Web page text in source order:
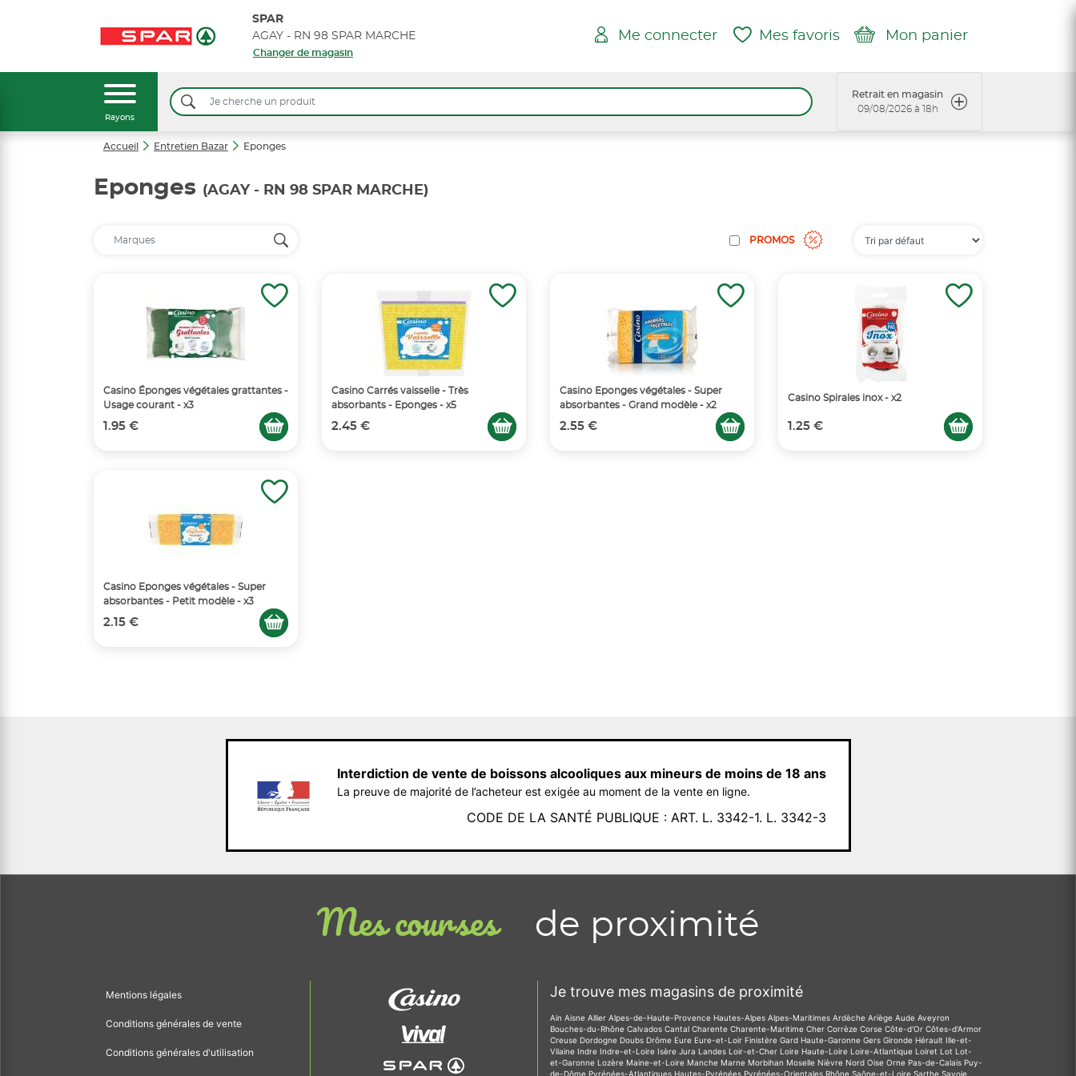
SPAR
AGAY - RN 98 SPAR MARCHE
Changer de magasin
Me connecter Mes favoris Mon panier
Rayons
Retrait en magasin
09/08/2026 à 18h
Accueil Entretien Bazar Eponges
Eponges (AGAY - RN 98 SPAR MARCHE)
PROMOS
Casino Éponges végétales grattantes -
Usage courant - x3
1.95 €
Casino Carrés vaisselle - Très
absorbants - Eponges - x5
2.45 €
Casino Eponges végétales - Super
absorbantes - Grand modèle - x2
2.55 €
Casino Spirales inox - x2
1.25 €
Casino Eponges végétales - Super
absorbantes - Petit modèle - x3
2.15 €
Interdiction de vente de boissons alcooliques aux mineurs de moins de 18 ans
La preuve de majorité de l’acheteur est exigée au moment de la vente en ligne.
CODE DE LA SANTÉ PUBLIQUE : ART. L. 3342-1. L. 3342-3
Mes courses de proximité
Mentions légales
Conditions générales de vente
Conditions générales d'utilisation
Je trouve mes magasins de proximité
Ain Aisne Allier Alpes-de-Haute-Provence Hautes-Alpes Alpes-Maritimes Ardèche Ariège Aude Aveyron
Bouches-du-Rhône Calvados Cantal Charente Charente-Maritime Cher Corrèze Corse Côte-d'Or Côtes-d'Armor
Creuse Dordogne Doubs Drôme Eure Eure-et-Loir Finistère Gard Haute-Garonne Gers Gironde Hérault Ille-et-
Vilaine Indre Indre-et-Loire Isère Jura Landes Loir-et-Cher Loire Haute-Loire Loire-Atlantique Loiret Lot Lot-
et-Garonne Lozère Maine-et-Loire Manche Marne Morbihan Moselle Nièvre Nord Oise Orne Pas-de-Calais Puy-
de-Dôme Pyrénées-Atlantiques Hautes-Pyrénées Pyrénées-Orientales Rhône Saône-et-Loire Sarthe Savoie